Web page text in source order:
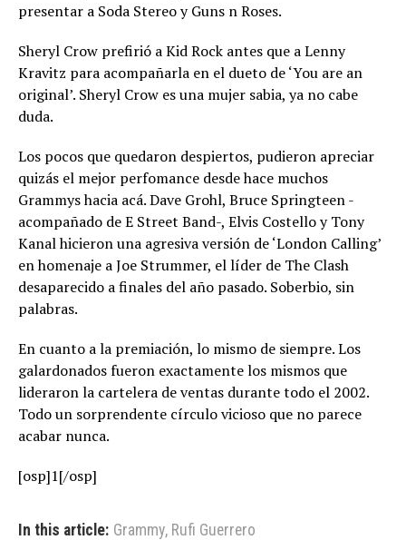
presentar a Soda Stereo y Guns n Roses.
Sheryl Crow prefirió a Kid Rock antes que a Lenny
Kravitz para acompañarla en el dueto de ‘You are an
original’. Sheryl Crow es una mujer sabia, ya no cabe
duda.
Los pocos que quedaron despiertos, pudieron apreciar
quizás el mejor perfomance desde hace muchos
Grammys hacia acá. Dave Grohl, Bruce Springteen -
acompañado de E Street Band-, Elvis Costello y Tony
Kanal hicieron una agresiva versión de ‘London Calling’
en homenaje a Joe Strummer, el líder de The Clash
desaparecido a finales del año pasado. Soberbio, sin
palabras.
En cuanto a la premiación, lo mismo de siempre. Los
galardonados fueron exactamente los mismos que
lideraron la cartelera de ventas durante todo el 2002.
Todo un sorprendente círculo vicioso que no parece
acabar nunca.
[osp]1[/osp]
In this article: Grammy, Rufi Guerrero